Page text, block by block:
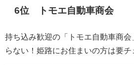
6位 トモエ自動車商会
持ち込み歓迎の「トモエ自動車商
らない！姫路にお住まいの方は要チ